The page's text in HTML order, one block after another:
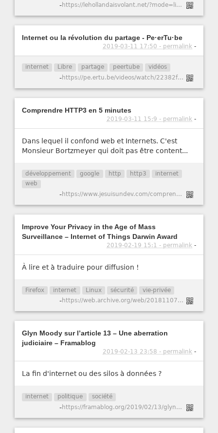
- https://lehollandaisvolant.net/?mode=links&id=20190410161517
Internet ou la révolution du partage - Pe·erTu·be
2019-03-11 17:50 - permalink -
internet Libre partage peertube vidéos
- https://pe.ertu.be/videos/watch/22382fb9-ad79-4ac1-8df3-c7c027749425
Comprendre HTTP3 en 5 minutes
2019-03-11 15:9 - permalink -
Dans lequel il confond web et Internets. C'est
Monsieur Bortzmeyer qui doit pas être content...
développement google http http3
internet
web
- https://www.jesuisundev.com/comprendre-http3-en-5-minutes/
Improve Your Privacy in the Age of Mass
Surveillance – Internet of Things Darwin Award
2019-02-19 15:1 - permalink -
À lire et à traduire pour diffusion !
Firefox internet Linux sécurité vie-privée
- https://web.archive.org/web/20181107150700/https://iotdarwinaward.com/post/improve-your-privacy-in-age-of-mass-surveillance/
Glyn Moody sur l’article 13 – Une aberration
judiciaire – Framablog
2019-02-13 23:58 - permalink -
La fin d'internet ou des silos à données ?
internet politique société
- https://framablog.org/2019/02/13/glyn-moody-sur-larticle-13-une-aberration-judiciaire/